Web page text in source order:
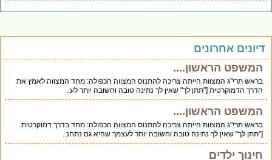
דיונים אחרונים
המשפט הראשון....
בראש תרי"ג המצוות הייתה צריכה להתנוס המצווה הכפולה: מחד המצווה לאמץ את
הדרך הדמוקרטית ["תתן לך" שאין לך נתינה טובה וחשובה יותר לע..
המשפט הראשון....
בראש תרי"ג המצוות הייתה צריכה להתנוס המצווה הכפולה: מחד בדרך דמוקרטית
["תתן לך" שאין לך נתינה טובה וחשובה יותר לעצמך שהיא גם נתחנ..
חינוך ילדים